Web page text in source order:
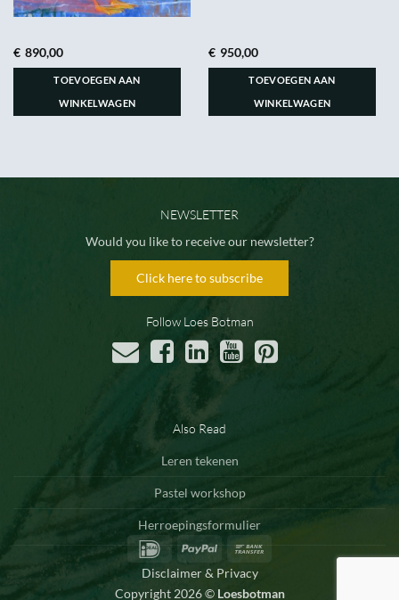
€ 890,00
TOEVOEGEN AAN
WINKELWAGEN
€ 950,00
TOEVOEGEN AAN
WINKELWAGEN
NEWSLETTER
Would you like to receive our newsletter?
Click here to subscribe
Follow Loes Botman
Also Read
Leren tekenen
Pastel workshop
Herroepingsformulier
IDeal
PayPal
Disclaimer & Privacy
Copyright 2026 © Loesbotman